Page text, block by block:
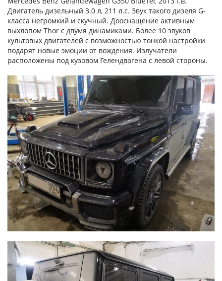
Двигатель дизельный 3.0 л, 211 л.с. Звук такого дизеля G-
класса негромкий и скучный. Дооснащение активным
выхлопом Thor с двумя динамиками. Более 10 звуков
культовых двигателей с возможностью тонкой настройки
подарят новые эмоции от вождения. Излучатели
расположены под кузовом Гелендвагена с левой стороны.